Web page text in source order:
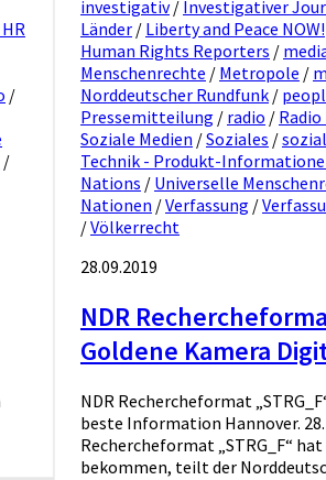
/
/
investigativ/ Investigativer
Länder / Liberty and Peace NOW!
Human Rights Reporters /
Menschenrechte / Metropole /
Norddeutscher Rundfunk /
Pressemitteilung / radio /
Soziale Medien /Soziales /
Technik - Produkt-
Nations / Universelle
Nationen /Verfassung /
/Völkerrecht
28.09.2019
NDR
Goldene Kamera
NDR Rechercheformat
beste Information Hannover.
Rechercheformat „STRG_F“
bekommen, teilt der